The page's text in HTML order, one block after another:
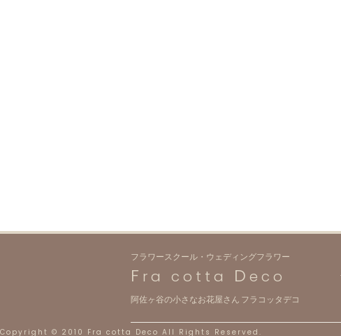
フラワースクール・ウェディングフラワー
F ra cotta D eco
阿佐ヶ谷の小さなお花屋さん フラコッタデコ
Copyright © 2010 Fra cotta Deco All Rights Reserved.